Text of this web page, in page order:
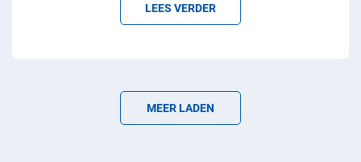
LEES VERDER
MEER LADEN